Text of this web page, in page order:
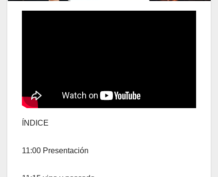
ÍNDICE
11:00 Presentación